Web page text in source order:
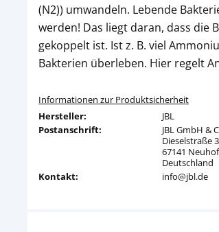
(N2)) umwandeln. Lebende
werden! Das liegt daran, dass die
gekoppelt ist. Ist z. B. viel
Bakterien überleben. Hier regelt
Informationen zur Produktsicherheit
Hersteller:
JBL
Postanschrift:
JBL GmbH &
Dieselstraße 3
67141
Deutschland
Kontakt:
info@jbl.de